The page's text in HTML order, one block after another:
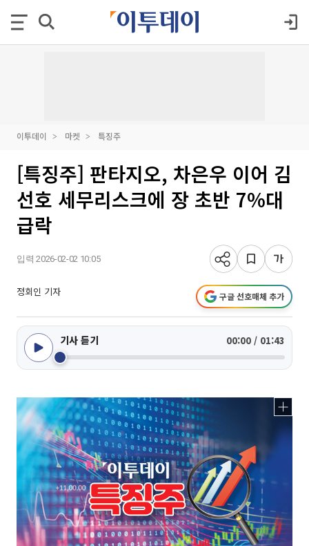
이투데이 마켓 특징주
[특징주] 판타지오, 차은우 이어 김
선호 세무리스크에 장 초반 7%대
급락
입력 2026-02-02 10:05
정회인 기자 구글 선호매체 추가
기사 듣기 00:00 / 01:43